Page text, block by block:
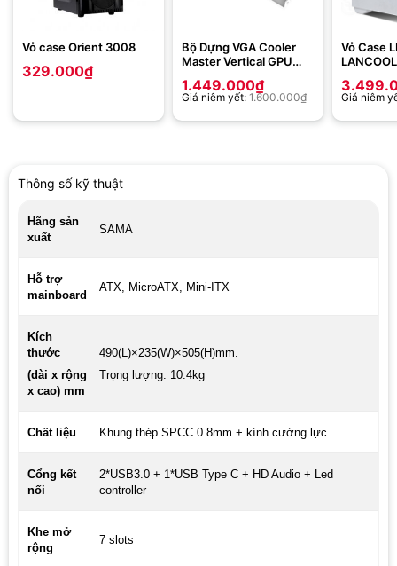
Vỏ case Orient 3008
329.000₫
Bộ Dựng VGA Cooler
Master Vertical GPU
( PCI 4.0 165mm)
1.449.000₫
Giá niêm yết: 1.600.000₫
Vỏ Case
Tower/
Fan Led
Type C)
Giá niêm
Thông số kỹ thuật
Hãng sản
xuất
SAMA
Hỗ trợ
mainboard
ATX, MicroATX, Mini-ITX
Kích
thước
(dài x rộng
x cao) mm
490(L)×235(W)×505(H)mm.
Trọng lượng: 10.4kg
Chất liệu Khung thép SPCC 0.8mm + kính cường lực
Cổng kết
nối
2*USB3.0 + 1*USB Type C + HD Audio + Led
controller
Khe mở
rộng
7 slots